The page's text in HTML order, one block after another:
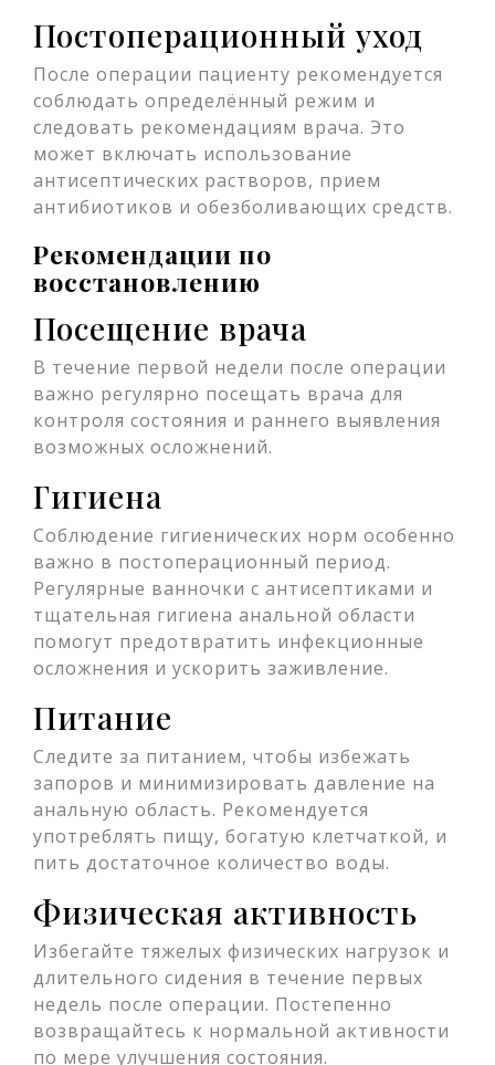
Постоперационный уход
После операции пациенту рекомендуется
соблюдать определённый режим и
следовать рекомендациям врача. Это
может включать использование
антисептических растворов, прием
антибиотиков и обезболивающих средств.
Рекомендации по
восстановлению
Посещение врача
В течение первой недели после операции
важно регулярно посещать врача для
контроля состояния и раннего выявления
возможных осложнений.
Гигиена
Соблюдение гигиенических норм особенно
важно в постоперационный период.
Регулярные ванночки с антисептиками и
тщательная гигиена анальной области
помогут предотвратить инфекционные
осложнения и ускорить заживление.
Питание
Следите за питанием, чтобы избежать
запоров и минимизировать давление на
анальную область. Рекомендуется
употреблять пищу, богатую клетчаткой, и
пить достаточное количество воды.
Физическая активность
Избегайте тяжелых физических нагрузок и
длительного сидения в течение первых
недель после операции. Постепенно
возвращайтесь к нормальной активности
по мере улучшения состояния.